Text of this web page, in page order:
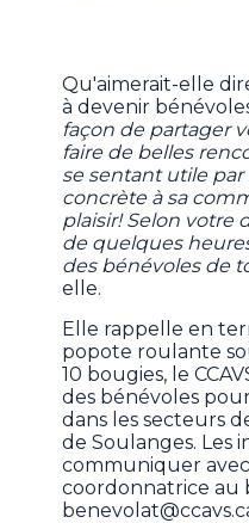
Qu'aimerait-elle
à devenir
façon de partager
faire de belles
se sentant utile
concrète à sa
plaisir! Selon votre
de quelques
des bénévoles de
elle.
Elle rappelle en
popote roulante
10 bougies, le
des bénévoles
dans les secteurs
de Soulanges. Les
communiquer
coordonnatrice au